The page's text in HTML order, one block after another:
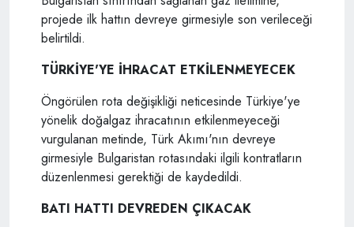
projede ilk hattın devreye girmesiyle son verileceği
belirtildi.
TÜRKİYE'YE İHRACAT ETKİLENMEYECEK
Öngörülen rota değişikliği neticesinde Türkiye'ye
yönelik doğalgaz ihracatının etkilenmeyeceği
vurgulanan metinde, Türk Akımı'nın devreye
girmesiyle Bulgaristan rotasındaki ilgili kontratların
düzenlenmesi gerektiği de kaydedildi.
BATI HATTI DEVREDEN ÇIKACAK